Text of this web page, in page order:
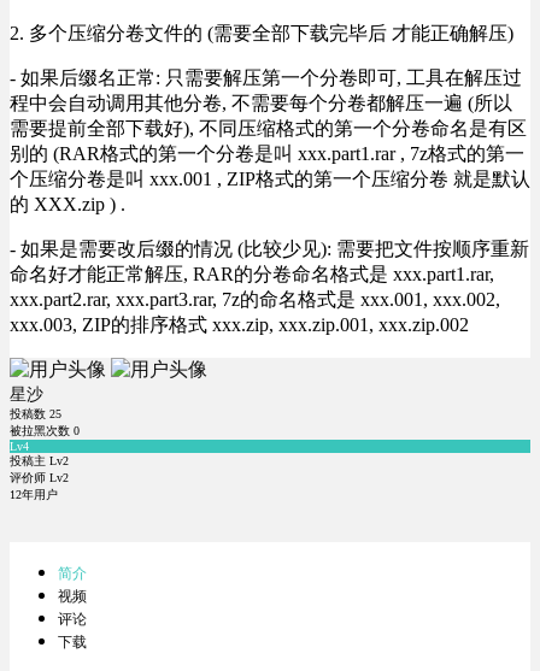
2. 多个压缩分卷文件的 (需要全部下载完毕后 才能正确解压)
- 如果后缀名正常: 只需要解压第一个分卷即可, 工具在解压过
程中会自动调用其他分卷, 不需要每个分卷都解压一遍 (所以
需要提前全部下载好), 不同压缩格式的第一个分卷命名是有区
别的 (RAR格式的第一个分卷是叫 xxx.part1.rar , 7z格式的第一
个压缩分卷是叫 xxx.001 , ZIP格式的第一个压缩分卷 就是默认
的 XXX.zip ) .
- 如果是需要改后缀的情况 (比较少见): 需要把文件按顺序重新
命名好才能正常解压, RAR的分卷命名格式是 xxx.part1.rar,
xxx.part2.rar, xxx.part3.rar, 7z的命名格式是 xxx.001, xxx.002,
xxx.003, ZIP的排序格式 xxx.zip, xxx.zip.001, xxx.zip.002
星沙
投稿数 25
被拉黑次数 0
Lv4
投稿主 Lv2
评价师 Lv2
12年用户
简介
视频
评论
下载